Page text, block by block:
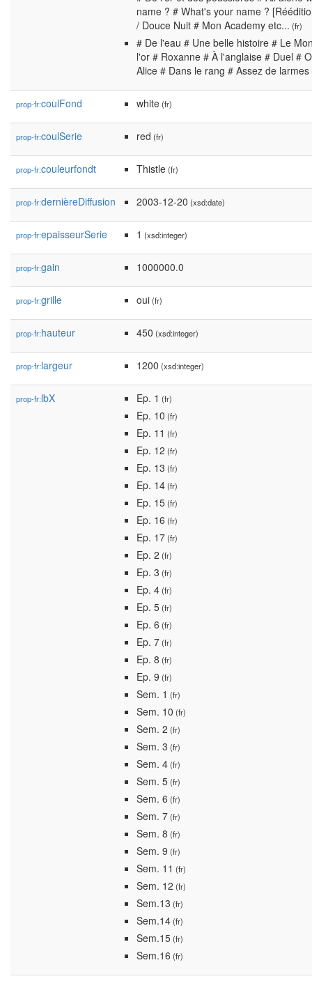
name ? # What's your name ?
/ Douce Nuit # Mon Academy etc... (fr)
# De l'eau # Une belle histoire # Le
l'or # Roxanne # À l'anglaise # Duel #
Alice # Dans le rang # Assez de larmes
prop-fr:coulFond white(fr)
prop-fr:coulSerie red (fr)
prop-fr:couleurfondt Thistle(fr)
prop-fr:dernièreDiffusion 2003-12-20 (xsd:date)
prop-fr:epaisseurSerie 1 (xsd:integer)
prop-fr:gain 1000000.0
prop-fr:grille oui(fr)
prop-fr:hauteur 450 (xsd:integer)
prop-fr:largeur 1200 (xsd:integer)
prop-fr:lbX Ep. 1 (fr)
Ep. 10 (fr)
Ep. 11 (fr)
Ep. 12 (fr)
Ep. 13 (fr)
Ep. 14(fr)
Ep. 15(fr)
Ep. 16 (fr)
Ep. 17(fr)
Ep. 2 (fr)
Ep. 3 (fr)
Ep. 4(fr)
Ep. 5(fr)
Ep. 6 (fr)
Ep. 7(fr)
Ep. 8 (fr)
Ep. 9 (fr)
Sem. 1 (fr)
Sem. 10 (fr)
Sem. 2 (fr)
Sem. 3 (fr)
Sem. 4(fr)
Sem. 5(fr)
Sem. 6 (fr)
Sem. 7(fr)
Sem. 8 (fr)
Sem. 9 (fr)
Sem. 11 (fr)
Sem. 12 (fr)
Sem.13 (fr)
Sem.14(fr)
Sem.15(fr)
Sem.16 (fr)